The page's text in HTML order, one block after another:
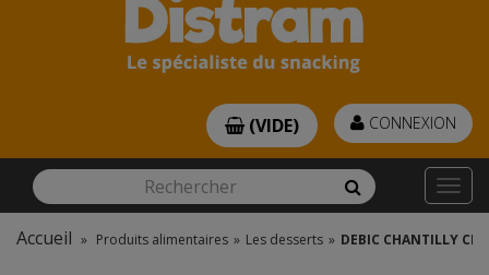
Rechercher Rechercher
CONNEXION
(VIDE)
Accueil » Produits alimentaires » Les desserts » DEBIC CHANTILLY